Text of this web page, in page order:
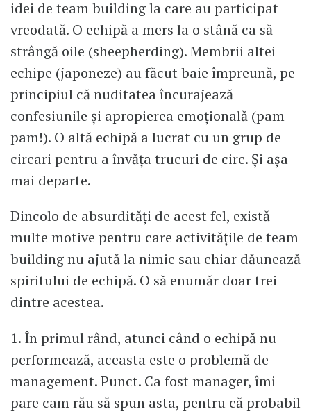
idei de team building la care au participat
vreodată. O echipă a mers la o stână ca să
strângă oile (sheepherding). Membrii altei
echipe (japoneze) au făcut baie împreună, pe
principiul că nuditatea încurajează
confesiunile şi apropierea emoţională (pam-
pam!). O altă echipă a lucrat cu un grup de
circari pentru a învăţa trucuri de circ. Şi aşa
mai departe.
Dincolo de absurdităţi de acest fel, există
multe motive pentru care activităţile de team
building nu ajută la nimic sau chiar dăunează
spiritului de echipă. O să enumăr doar trei
dintre acestea.
1. În primul rând, atunci când o echipă nu
performează, aceasta este o problemă de
management. Punct. Ca fost manager, îmi
pare cam rău să spun asta, pentru că probabil